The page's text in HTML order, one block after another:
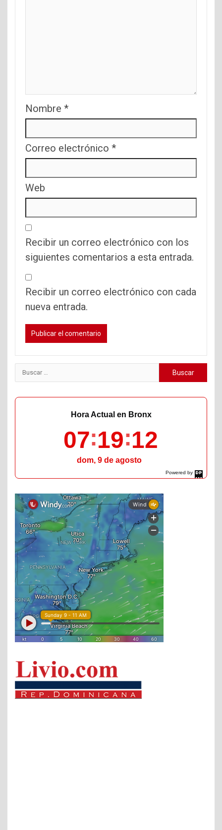
Nombre *
Correo electrónico *
Web
Recibir un correo electrónico con los
siguientes comentarios a esta entrada.
Recibir un correo electrónico con cada
nueva entrada.
Buscar:
Powered by
DaysPedia.com
Hora Actual en Bronx
07 19 14
dom, 9 de agosto